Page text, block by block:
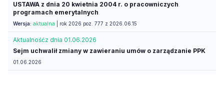
USTAWA z dnia 20 kwietnia 2004 r. o pracowniczych
programach emerytalnych
Wersja: aktualna | rok 2026 poz. 777 z 2026.06.15
Aktualnośćz dnia 01.06.2026
Sejm uchwalił zmiany w zawieraniu umów o zarządzanie PPK
01.06.2026